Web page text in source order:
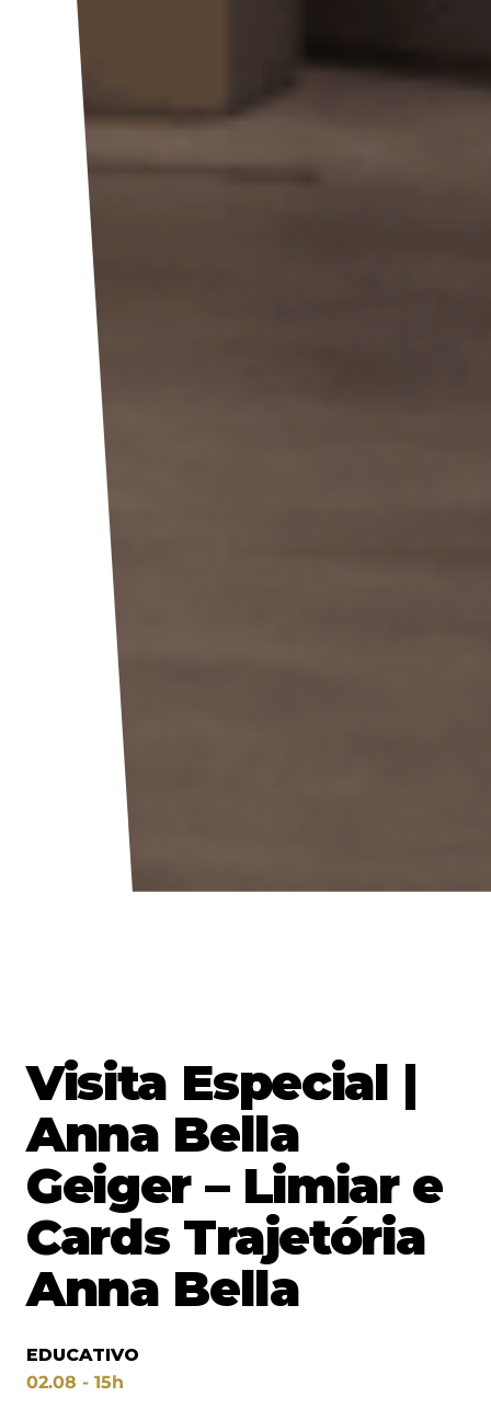
Visita Especial |
Anna Bella
Geiger – Limiar e
Cards Trajetória
Anna Bella
EDUCATIVO
02.08 - 15h